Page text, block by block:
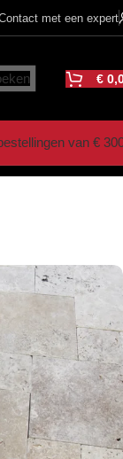
met een expert
€
van €